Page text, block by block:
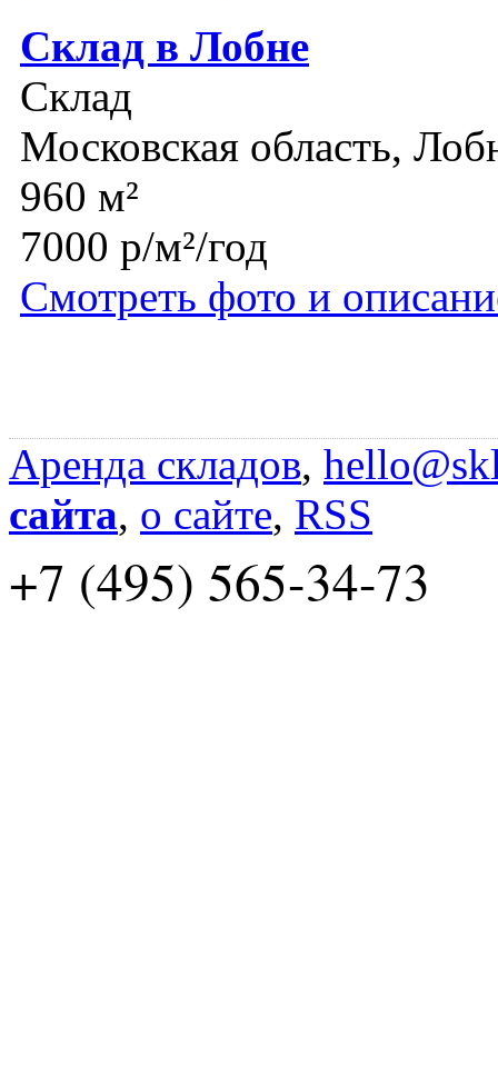
Склад в Лобне
Склад
Московская область,
960 м²
7000 р/м²/год
Смотреть фото и
Аренда складов,
сайта, о сайте, RSS
+7 (495) 565-34-73